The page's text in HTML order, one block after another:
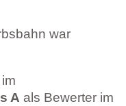
war
A als Bewerter im